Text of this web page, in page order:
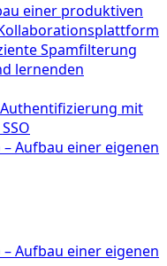
einer produktiven
Spamfilterung
lernenden
mit
Aufbau einer eigenen
Aufbau einer eigenen